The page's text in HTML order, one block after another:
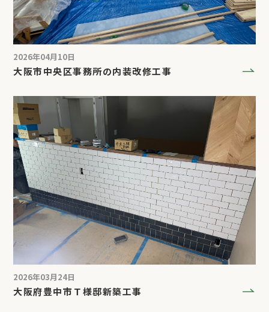
2026年04月10日
大阪市中央区事務所の内装改修工事
2026年03月24日
大阪府豊中市Ｔ様邸新築工事